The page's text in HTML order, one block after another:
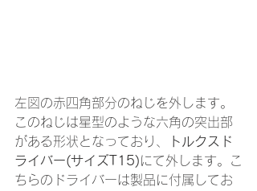
左図の赤四角部分のねじを外します。
このねじは星型のような六角の突出部
がある形状となっており、
トルクスド
ライバー(サイズT15)にて外します。こ
ちらのドライバーは製品に付属してお